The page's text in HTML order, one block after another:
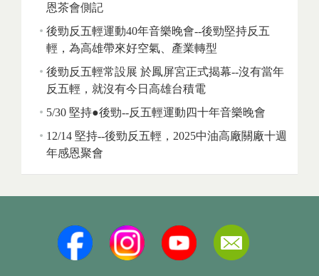
恩茶會側記
後勁反五輕運動40年音樂晚會--後勁堅持反五
輕，為高雄帶來好空氣、產業轉型
後勁反五輕常設展 於鳳屏宮正式揭幕--沒有當年
反五輕，就沒有今日高雄台積電
5/30 堅持●後勁--反五輕運動四十年音樂晚會
12/14 堅持--後勁反五輕，2025中油高廠關廠十週
年感恩聚會